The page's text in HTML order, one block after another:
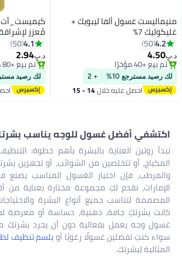
منيماليست غسول ألفا ليبويك +
غليكوليك 7%
4.2
50
د.ب‏4.50
تم بيع +40 مؤخرًا
تم بيع +40 مؤخرًا
لك رصيد مسترجع 10% + 2
احصل عليه خلال 14 - 15
مُعزز
سي ٣٠
الزيوت
يُعزز إشراقة
أنواع البشرة |
خالٍ من
والبارابين | ١٠٠ مل
4.1
50
د.ب‏2.94
تم بيع +80 مؤخرًا
تم بيع +80 مؤخرًا
لك رصيد مسترجع
اكتشفي أفضل غسول للوجه يناسب
تبدأ روتين العناية بالبشرة بأهم خطوة:
المكياج، أو تتخلصين من الشوائب، أو تجهزين
والمرطب، فإن اختيار الغسول المناسب يصنع
الإمارات، نقدم لكِ مجموعة مختارة بعناية
المصممة لتناسب جميع أنواع البشرة
كانت بشرتكِ جافة، دهنية، حساسة أو معرضة
غسول وجه يعمل بفعالية دون أن يجرد بشرتك
سواء كنتِ تفضلين غسولًا رغويًا أوبلسم تنظيف
المثالية لبشرتك.